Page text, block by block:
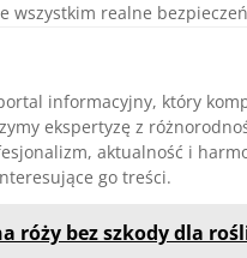
wszystkim realne
informacyjny, który
ekspertyzę z
aktualność i
go treści.
róży bez szkody dla